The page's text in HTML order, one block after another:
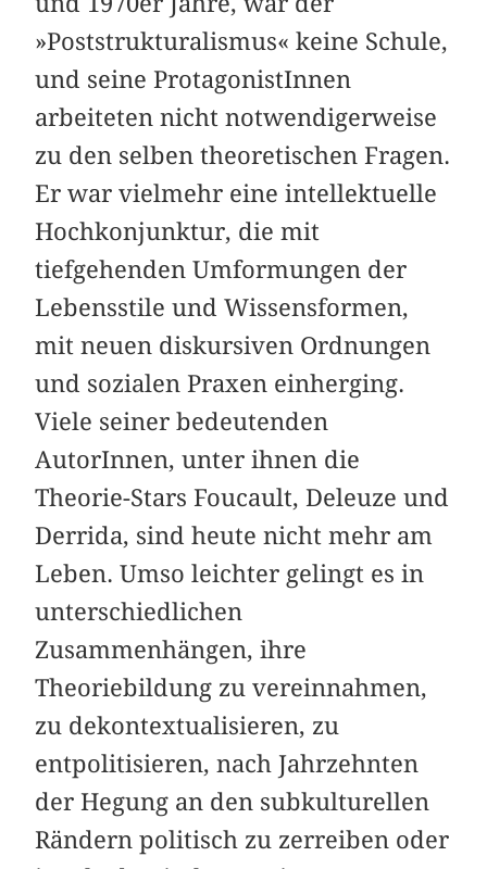
»Poststrukturalismus« keine Schule,
und seine ProtagonistInnen
arbeiteten nicht notwendigerweise
zu den selben theoretischen Fragen.
Er war vielmehr eine intellektuelle
Hoch­konjunktur, die mit
tiefgehenden Umformungen der
Lebensstile und Wissensformen,
mit neuen diskursiven Ordnungen
und sozialen Praxen einherging.
Viele seiner bedeutenden
AutorInnen, unter ihnen die
Theorie-Stars Foucault, Deleuze und
Derrida, sind heute nicht mehr am
Leben. Umso leichter gelingt es in
unterschiedlichen
Zusammenhängen, ihre
Theoriebildung zu vereinnahmen,
zu dekontextualisieren, zu
entpolitisieren, nach Jahrzehnten
der Hegung an den subkulturellen
Rändern politisch zu zerreiben oder